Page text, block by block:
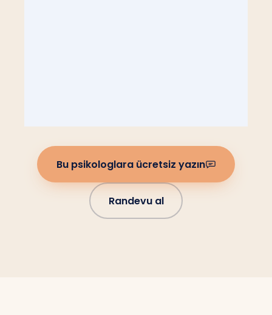
Bu psikologlara ücretsiz yazın
Randevu al